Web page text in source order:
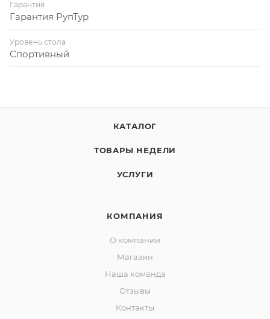
Гарантия
Гарантия РупТур
Уровень стола
Спортивный
КАТАЛОГ
ТОВАРЫ НЕДЕЛИ
УСЛУГИ
КОМПАНИЯ
О компании
Магазин
Наша команда
Отзывы
Контакты